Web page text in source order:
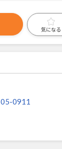
気になる
0911